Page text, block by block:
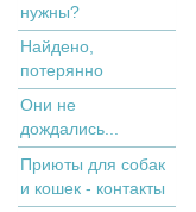
нужны?
Найдено,
потерянно
Они не
дождались...
Приюты для собак
и кошек - контакты